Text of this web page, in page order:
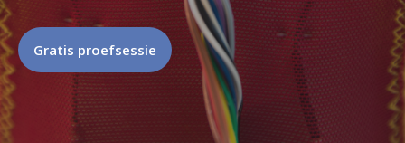
Gratis proefsessie